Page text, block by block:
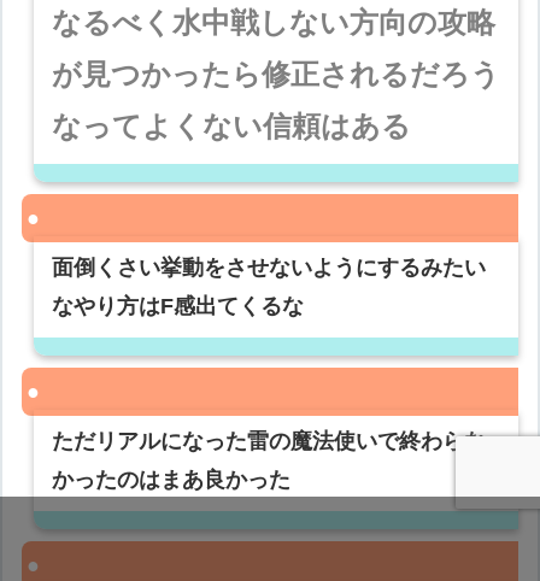
なるべく水中戦しない方向の攻略
が見つかったら修正されるだろう
なってよくない信頼はある
面倒くさい挙動をさせないようにするみたい
なやり方はF感出てくるな
ただリアルになった雷の魔法使いで終わらな
かったのはまあ良かった